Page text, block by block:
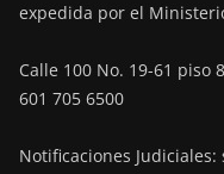
expedida por el
Calle 100 No. 19-61 piso
601 705 6500
Notificaciones